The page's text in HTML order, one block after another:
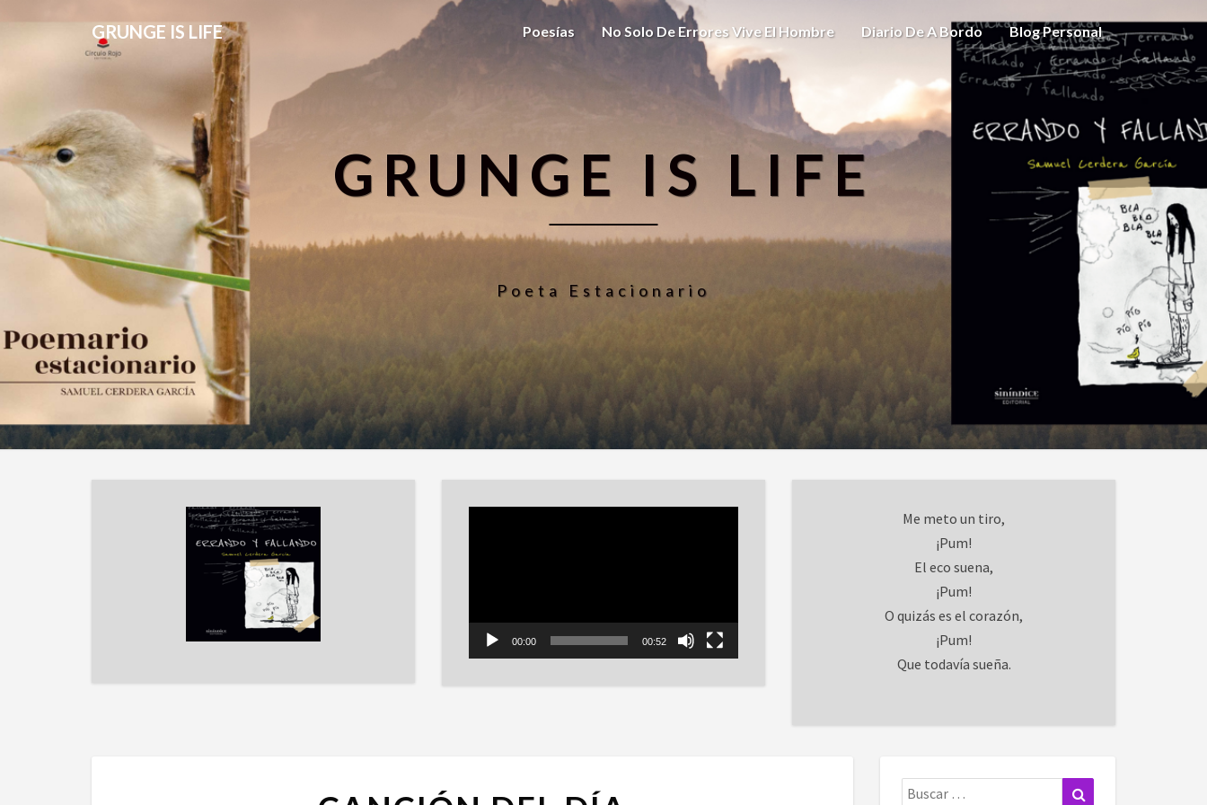
GRUNGE IS LIFE Poesías No Solo De Errores Vive El Hombre Diario De A Bordo Blog Personal
GRUNGE IS LIFE
Poeta Estacionario
00:00 00:52
Me meto un tiro,
¡Pum!
El eco suena,
¡Pum!
O quizás es el corazón,
¡Pum!
Que todavía sueña.
Buscar: